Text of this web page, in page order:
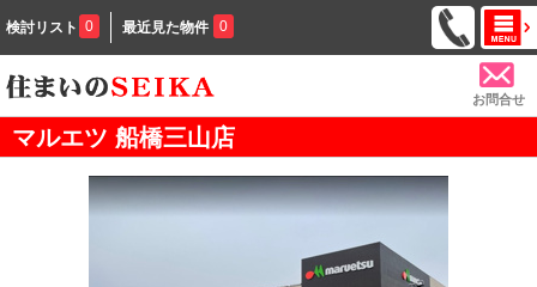
検討リスト 0 最近見た物件 0
お問合せ
マルエツ 船橋三山店